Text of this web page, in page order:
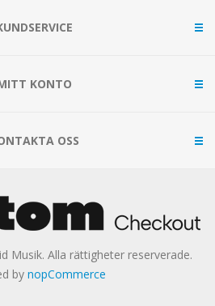
KONTO
OSS
Musik. Alla rättigheter reserverade.
by nopCommerce